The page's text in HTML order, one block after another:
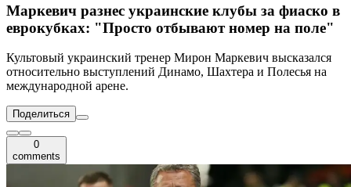
Маркевич разнес украинские клубы за фиаско в
еврокубках: "Просто отбывают номер на поле"
Культовый украинский тренер Мирон Маркевич высказался
относительно выступлений Динамо, Шахтера и Полесья на
международной арене.
Поделиться
0
comments